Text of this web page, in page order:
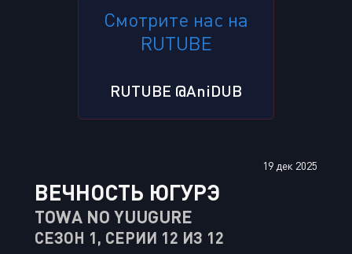
Смотрите нас на
RUTUBE
RUTUBE @AniDUB
19 дек 2025
ВЕЧНОСТЬ ЮГУРЭ
TOWA NO YUUGURE
СЕЗОН 1, СЕРИИ 12 ИЗ 12